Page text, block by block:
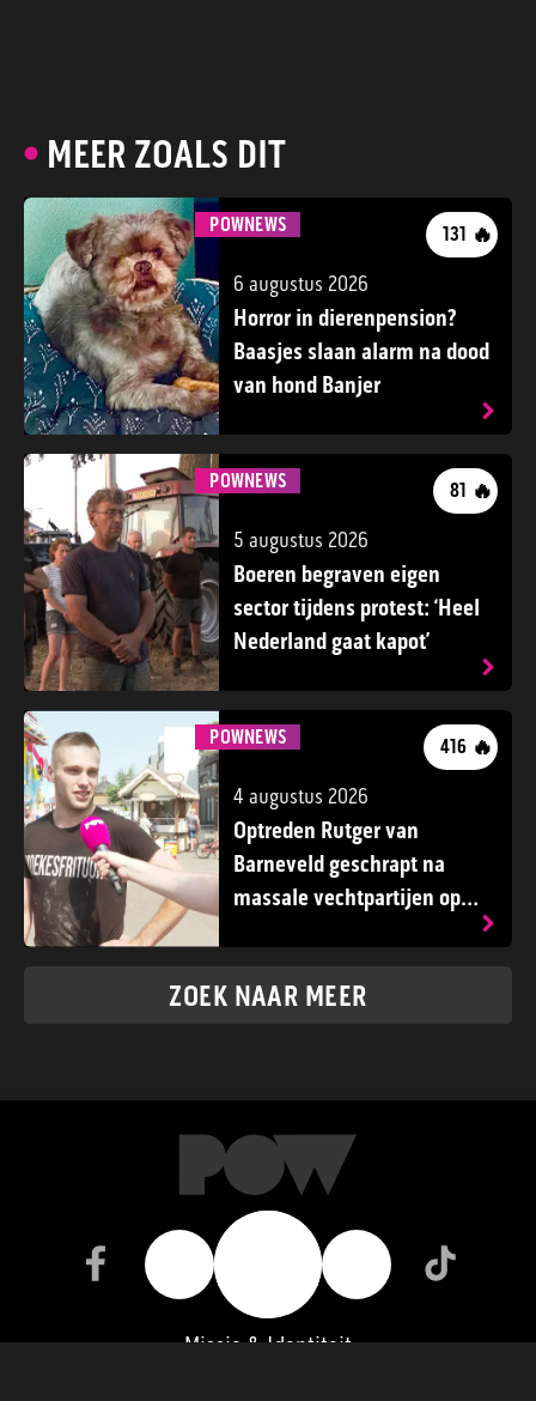
MEER ZOALS DIT
POWNEWS 131 🔥
6 augustus 2026
Horror in dierenpension?
Baasjes slaan alarm na dood
van hond Banjer
POWNEWS 81 🔥
5 augustus 2026
Boeren begraven eigen
sector tijdens protest: ‘Heel
Nederland gaat kapot’
POWNEWS 416 🔥
4 augustus 2026
Optreden Rutger van
Barneveld geschrapt na
massale vechtpartijen op
ZOEK NAAR MEER
Missie & Identiteit